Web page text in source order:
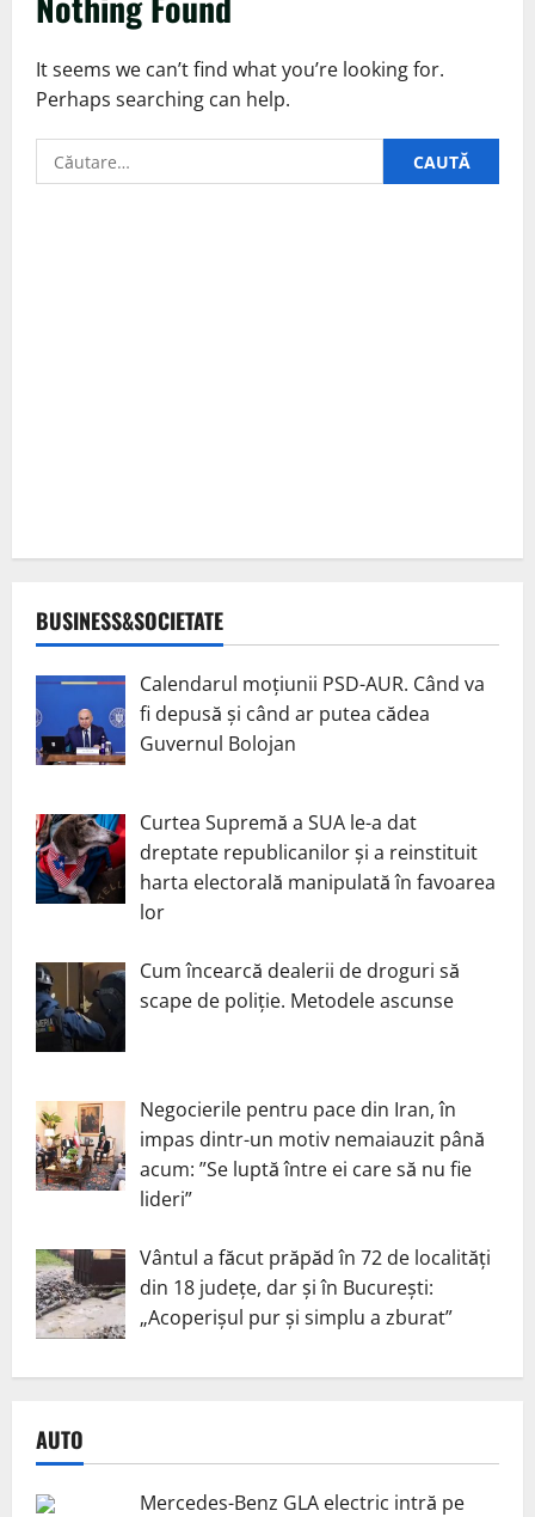
It seems we can’t find what you’re looking for.
Perhaps searching can help.
Caută
după:
BUSINESS&SOCIETATE
Calendarul moțiunii PSD-AUR. Când va
fi depusă și când ar putea cădea
Guvernul Bolojan
Curtea Supremă a SUA le-a dat
dreptate republicanilor și a reinstituit
harta electorală manipulată în favoarea
lor
Cum încearcă dealerii de droguri să
scape de poliție. Metodele ascunse
Negocierile pentru pace din Iran, în
impas dintr-un motiv nemaiauzit până
acum: ”Se luptă între ei care să nu fie
lideri”
Vântul a făcut prăpăd în 72 de localități
din 18 județe, dar și în București:
„Acoperișul pur și simplu a zburat”
AUTO
Mercedes-Benz GLA electric intră pe